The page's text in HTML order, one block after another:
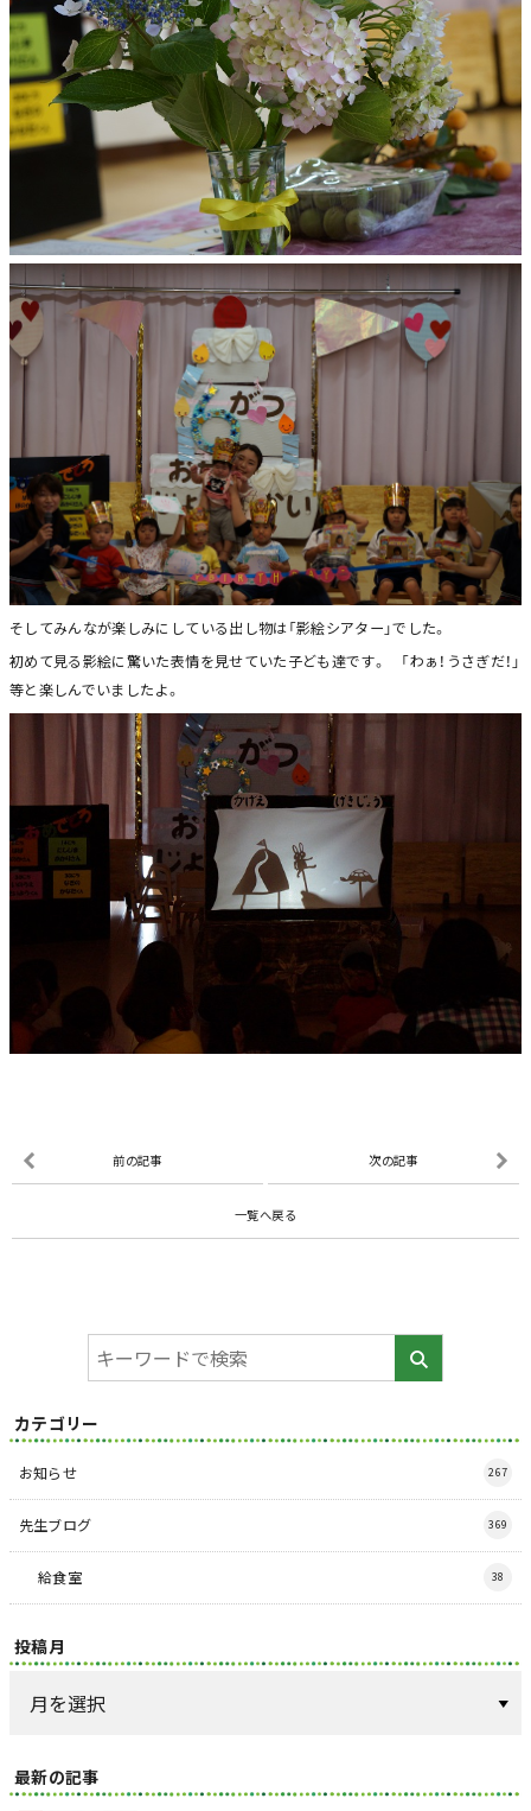
そしてみんなが楽しみにしている出し物は「影絵シアター」でした。
初めて見る影絵に驚いた表情を見せていた子ども達です。 「わぁ！うさぎだ！」
等と楽しんでいましたよ。
前の記事 次の記事
一覧へ戻る
カテゴリー
お知らせ 267
先生ブログ 369
給食室 38
投稿月
最新の記事